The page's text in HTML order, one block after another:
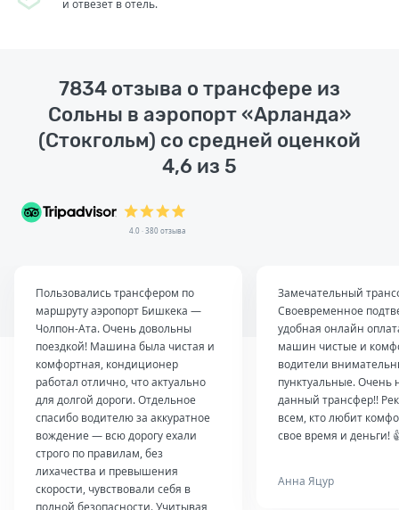
и отвезет в отель.
7834 отзыва о трансфере из
Сольны в аэропорт «Арланда»
(Стокгольм) со средней оценкой
4,6 из 5
4.0 · 380 отзыва
Пользовались трансфером по
маршруту аэропорт Бишкека —
Чолпон-Ата. Очень довольны
поездкой! Машина была чистая и
комфортная, кондиционер
работал отлично, что актуально
для долгой дороги. Отдельное
спасибо водителю за аккуратное
вождение — всю дорогу ехали
строго по правилам, без
лихачества и превышения
скорости, чувствовали себя в
полной безопасности. Учитывая
Замечательный
Своевременное
удобная онлайн
машин чистые и
водители
пунктуальные. Очень
данный трансфер!!
всем, кто любит
свое время и деньги!
Анна Яцур